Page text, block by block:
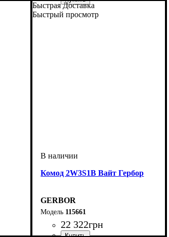
Быстрая Доставка
Быстрый просмотр
Комод 2W3S1B Вайт Гербор
GERBOR
115661
22 322грн